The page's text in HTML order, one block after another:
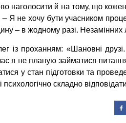
наголосити й на тому, що
– Я не хочу бути учасником
– в жодному разі. Незамінних
із проханням: «Шановні
я не планую займатися
у стан підготовки та
складно